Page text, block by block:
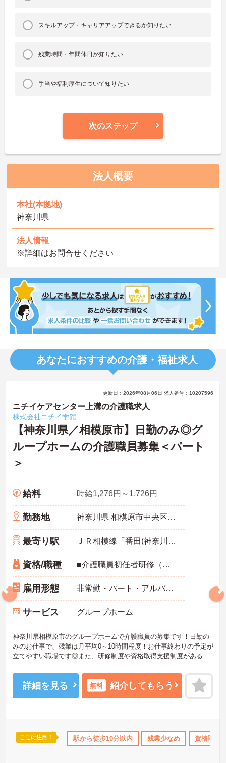
スキルアップ・キャリアアップできるか知りたい
残業時間・年間休日が知りたい
手当や福利厚生について知りたい
次のステップ
法人概要
本社(本拠地)
神奈川県
法人情報
※詳細はお問合せください
あなたにおすすめの介護・福祉求人
残業少なめ 日勤のみ 年間休日110日以上 資格取得サポー
更新日：2026年08月06日 求人番号：10207596
ニチイケアセンター上溝の介護職求人
株式会社ニチイ学館
【神奈川県／相模原市】日勤のみ◎グ
ループホームの介護職員募集＜パート
＞
給料 時給1,276円～1,726円
勤務地 神奈川県 相模原市中央区 上溝1670-1
最寄り駅 ＪＲ相模線「番田(神奈川)駅」徒歩5分
資格/職種 ■介護職員初任者研修（ヘルパー2級）以上必須 ■普通自動車運転免許あれば尚可
雇用形態 非常勤・パート・アルバイト
サービス グループホーム
神奈川県相模原市のグループホームで介護職員の募集です！日勤の
みのお仕事で、残業は月平均0～10時間程度！お仕事終わりの予定が
立てやすい職場です◎また、研修制度や資格取得支援制度があるの
イントをお伝えしますので、お気軽にご連絡ください！
詳細を見る 無料 紹介してもらう
ここに注目！ 駅から徒歩10分以内 残業少なめ 資格取得